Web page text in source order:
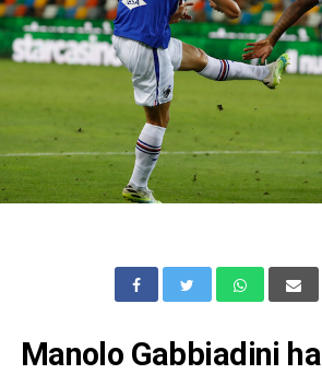
Manolo Gabbiadini ha